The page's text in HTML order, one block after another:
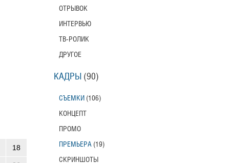
18
ОТРЫВОК
ИНТЕРВЬЮ
ТВ-РОЛИК
ДРУГОЕ
КАДРЫ (90)
СЪЕМКИ (106)
КОНЦЕПТ
ПРОМО
ПРЕМЬЕРА (19)
СКРИНШОТЫ